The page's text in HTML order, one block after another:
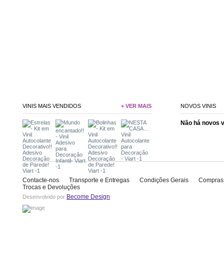
VINIS MAIS VENDIDOS + VER MAIS NOVOS VINIS
Não há novos
Contacte-nos Transporte e Entregas Condições Gerais
Trocas e Devoluções
Desenvolvido por Become Design